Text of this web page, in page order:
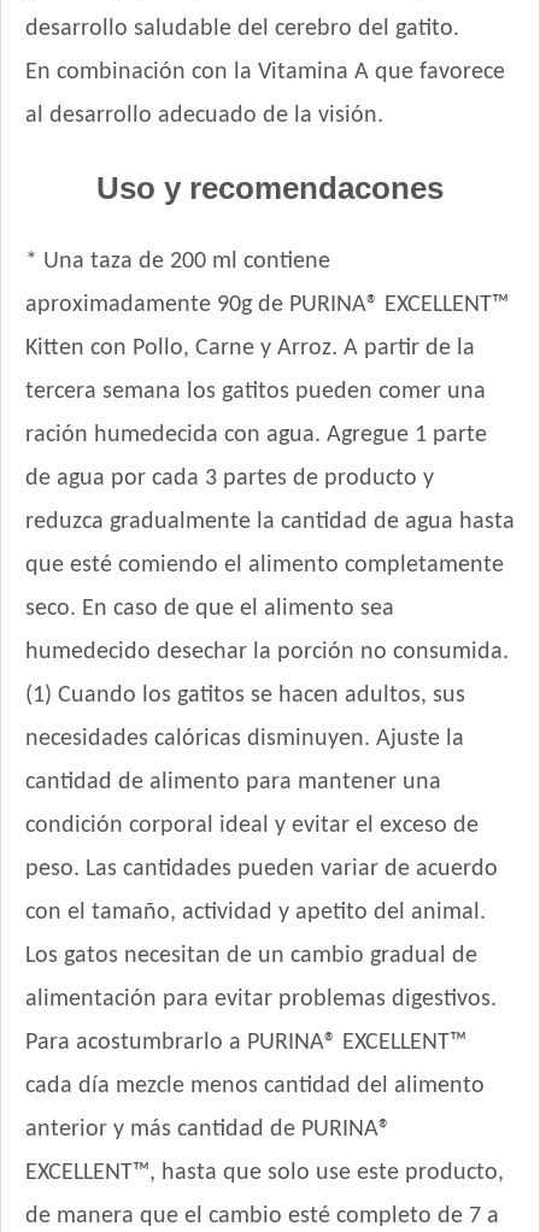
desarrollo saludable del cerebro del gatito.
En combinación con la Vitamina A que favorece
al desarrollo adecuado de la visión.
Uso y recomendacones
* Una taza de 200 ml contiene
aproximadamente 90g de PURINA® EXCELLENT™
Kitten con Pollo, Carne y Arroz. A partir de la
tercera semana los gatitos pueden comer una
ración humedecida con agua. Agregue 1 parte
de agua por cada 3 partes de producto y
reduzca gradualmente la cantidad de agua hasta
que esté comiendo el alimento completamente
seco. En caso de que el alimento sea
humedecido desechar la porción no consumida.
(1) Cuando los gatitos se hacen adultos, sus
necesidades calóricas disminuyen. Ajuste la
cantidad de alimento para mantener una
condición corporal ideal y evitar el exceso de
peso. Las cantidades pueden variar de acuerdo
con el tamaño, actividad y apetito del animal.
Los gatos necesitan de un cambio gradual de
alimentación para evitar problemas digestivos.
Para acostumbrarlo a PURINA® EXCELLENT™
cada día mezcle menos cantidad del alimento
anterior y más cantidad de PURINA®
EXCELLENT™, hasta que solo use este producto,
de manera que el cambio esté completo de 7 a